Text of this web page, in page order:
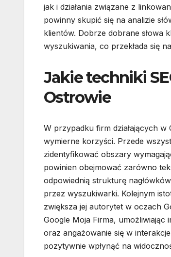
jak i działania związane z
powinny skupić się na analizie
klientów. Dobrze dobrane słowa
wyszukiwania, co przekłada się
Jakie techniki
Ostrowie
W przypadku firm działających w
wymierne korzyści. Przede
zidentyfikować obszary
powinien obejmować zarówno
odpowiednią strukturę
przez wyszukiwarki. Kolejnym
zwiększa jej autorytet w oczach
Google Moja Firma, umożliwiając
oraz angażowanie się w
pozytywnie wpłynąć na